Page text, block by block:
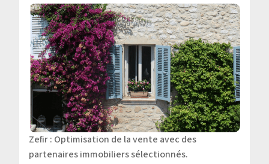
Zefir : Optimisation de la vente avec des
partenaires immobiliers sélectionnés.